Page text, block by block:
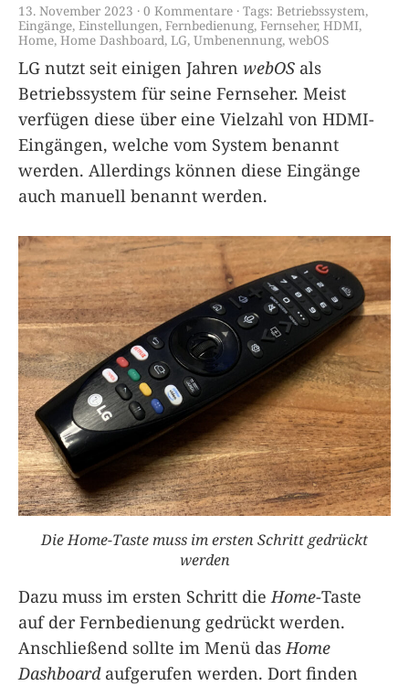
13. November 2023 0 Kommentare Tags: Betriebssystem,
Eingänge, Einstellungen, Fernbedienung, Fernseher, HDMI,
Home, Home Dashboard, LG, Umbenennung, webOS
LG nutzt seit einigen Jahren webOS als
Betriebssystem für seine Fernseher. Meist
verfügen diese über eine Vielzahl von HDMI-
Eingängen, welche vom System benannt
werden. Allerdings können diese Eingänge
auch manuell benannt werden.
Die Home-Taste muss im ersten Schritt gedrückt
werden
Dazu muss im ersten Schritt die Home-Taste
auf der Fernbedienung gedrückt werden.
Anschließend sollte im Menü das Home
Dashboardaufgerufen werden. Dort finden